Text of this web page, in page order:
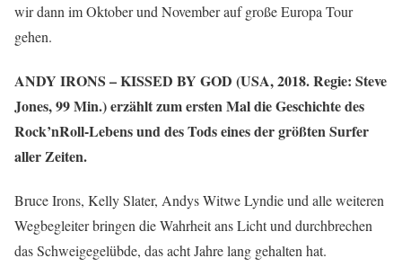
wir dann im Oktober und November auf große Europa Tour
gehen.
ANDY IRONS – KISSED BY GOD (USA, 2018. Regie: Steve
Jones, 99 Min.) erzählt zum ersten Mal die Geschichte des
Rock’nRoll-Lebens und des Tods eines der größten Surfer
aller Zeiten.
Bruce Irons, Kelly Slater, Andys Witwe Lyndie und alle weiteren
Wegbegleiter bringen die Wahrheit ans Licht und durchbrechen
das Schweigegelübde, das acht Jahre lang gehalten hat.